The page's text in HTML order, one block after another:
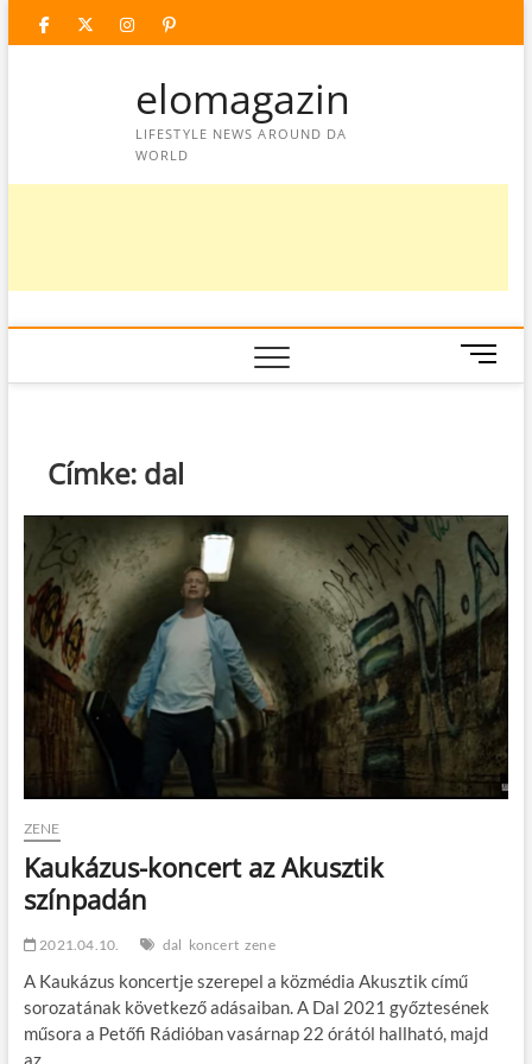
facebooktwitter
instagram
googleplus
pinterest
elomagazin
LIFESTYLE NEWS AROUND DA
WORLD
M
e
t
o
Címke: dal
ZENE
Kaukázus-koncert az Akusztik
színpadán
2021.04.10. dal koncert zene
A Kaukázus koncertje szerepel a közmédia Akusztik című
sorozatának következő adásaiban. A Dal 2021 győztesének
műsora a Petőfi Rádióban vasárnap 22 órától hallható, majd
az…